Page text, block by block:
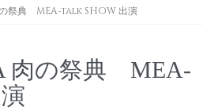
祭典 MEA-talk SHOW 出演
肉の祭典 MEA-